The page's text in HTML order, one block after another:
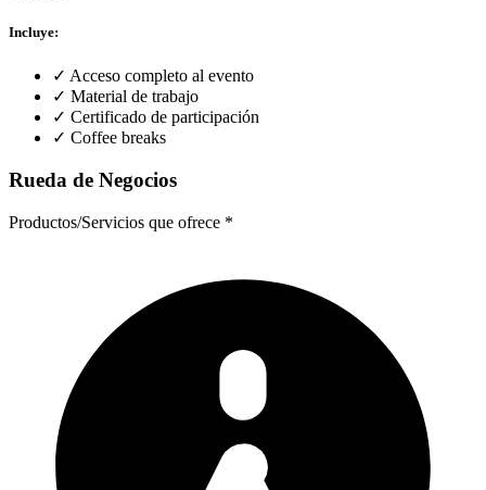
Incluye:
✓ Acceso completo al evento
✓ Material de trabajo
✓ Certificado de participación
✓ Coffee breaks
Rueda de Negocios
Productos/Servicios que ofrece *